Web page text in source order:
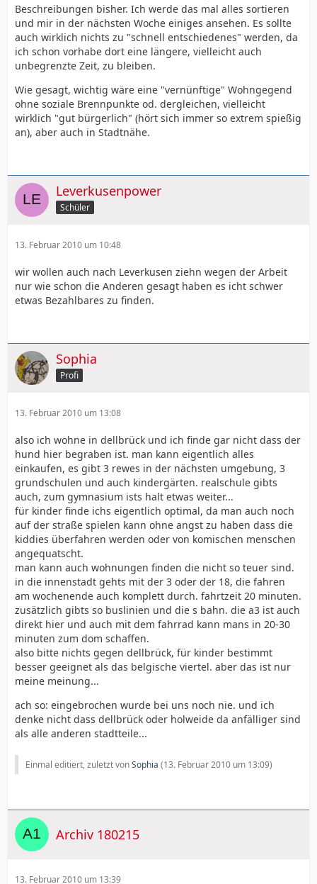
Beschreibungen bisher. Ich werde das mal alles sortieren
und mir in der nächsten Woche einiges ansehen. Es sollte
auch wirklich nichts zu "schnell entschiedenes" werden, da
ich schon vorhabe dort eine längere, vielleicht auch
unbegrenzte Zeit, zu bleiben.
Wie gesagt, wichtig wäre eine "vernünftige" Wohngegend
ohne soziale Brennpunkte od. dergleichen, vielleicht
wirklich "gut bürgerlich" (hört sich immer so extrem spießig
an), aber auch in Stadtnähe.
Leverkusenpower
Schüler
13. Februar 2010 um 10:48
wir wollen auch nach Leverkusen ziehn wegen der Arbeit
nur wie schon die Anderen gesagt haben es icht schwer
etwas Bezahlbares zu finden.
Sophia
Profi
13. Februar 2010 um 13:08
also ich wohne in dellbrück und ich finde gar nicht dass der
hund hier begraben ist. man kann eigentlich alles
einkaufen, es gibt 3 rewes in der nächsten umgebung, 3
grundschulen und auch kindergärten. realschule gibts
auch, zum gymnasium ists halt etwas weiter...
für kinder finde ichs eigentlich optimal, da man auch noch
auf der straße spielen kann ohne angst zu haben dass die
kiddies überfahren werden oder von komischen menschen
angequatscht.
man kann auch wohnungen finden die nicht so teuer sind.
in die innenstadt gehts mit der 3 oder der 18, die fahren
am wochenende auch komplett durch. fahrtzeit 20 minuten.
zusätzlich gibts so buslinien und die s bahn. die a3 ist auch
direkt hier und auch mit dem fahrrad kann mans in 20-30
minuten zum dom schaffen.
also bitte nichts gegen dellbrück, für kinder bestimmt
besser geeignet als das belgische viertel. aber das ist nur
meine meinung...
ach so: eingebrochen wurde bei uns noch nie. und ich
denke nicht dass dellbrück oder holweide da anfälliger sind
als alle anderen stadtteile...
Einmal editiert, zuletzt vonSophia (13. Februar 2010 um 13:09)
Archiv 180215
13. Februar 2010 um 13:39